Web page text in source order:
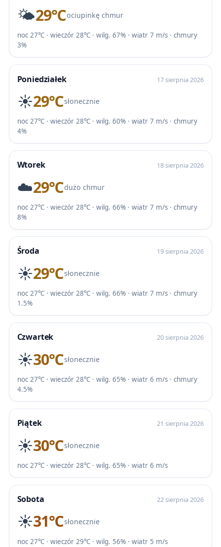
🌤️29℃ociupinkę chmur
noc 27℃ · wieczór 28℃ · wilg. 67% · wiatr 7 m/s · chmury
3%
Poniedziałek 17 sierpnia 2026
☀️29℃słonecznie
noc 27℃ · wieczór 28℃ · wilg. 60% · wiatr 7 m/s · chmury
4%
Wtorek 18 sierpnia 2026
☁️29℃dużo chmur
noc 27℃ · wieczór 28℃ · wilg. 66% · wiatr 7 m/s · chmury
8%
Środa 19 sierpnia 2026
☀️29℃słonecznie
noc 27℃ · wieczór 28℃ · wilg. 66% · wiatr 7 m/s · chmury
1.5%
Czwartek 20 sierpnia 2026
☀️30℃słonecznie
noc 27℃ · wieczór 28℃ · wilg. 65% · wiatr 6 m/s · chmury
4.5%
Piątek 21 sierpnia 2026
☀️30℃słonecznie
noc 27℃ · wieczór 28℃ · wilg. 65% · wiatr 6 m/s
Sobota 22 sierpnia 2026
☀️31℃słonecznie
noc 27℃ · wieczór 29℃ · wilg. 56% · wiatr 5 m/s